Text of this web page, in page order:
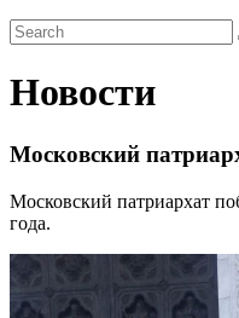
Новости
Московский
Московский патриархат
года.